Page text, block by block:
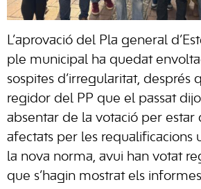
L’aprovació del Pla general
ple municipal ha quedat
sospites d’irregularitat, després
regidor del PP que el passat
absentar de la votació per estar
afectats per les requalificacions
la nova norma, avui han votat
que s’hagin mostrat els